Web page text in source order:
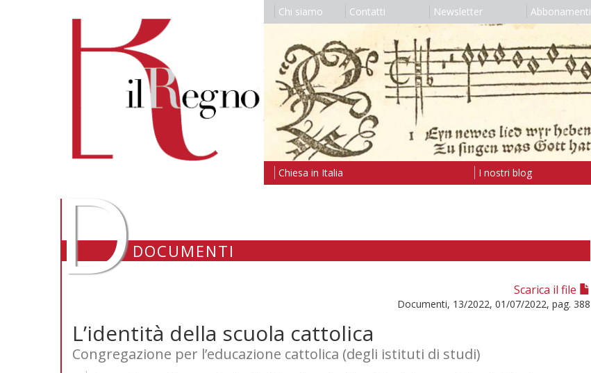
Chi siamo Contatti Newsletter Abbonamenti
Chiesa in Italia I nostri blog
DDOCUMENTI
Scarica il file
Documenti, 13/2022, 01/07/2022, pag. 388
L’identità della scuola cattolica
Congregazione per l’educazione cattolica (degli istituti di studi)